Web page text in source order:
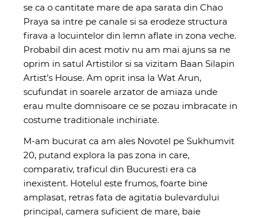
se ca o cantitate mare de apa sarata din Chao
Praya sa intre pe canale si sa erodeze structura
firava a locuintelor din lemn aflate in zona veche.
Probabil din acest motiv nu am mai ajuns sa ne
oprim in satul Artistilor si sa vizitam Baan Silapin
Artist’s House. Am oprit insa la Wat Arun,
scufundat in soarele arzator de amiaza unde
erau multe domnisoare ce se pozau imbracate in
costume traditionale inchiriate.
M-am bucurat ca am ales Novotel pe Sukhumvit
20, putand explora la pas zona in care,
comparativ, traficul din Bucuresti era ca
inexistent. Hotelul este frumos, foarte bine
amplasat, retras fata de agitatia bulevardului
principal, camera suficient de mare, baie